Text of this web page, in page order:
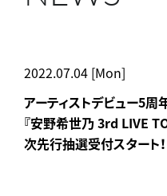
2022.07.04 [Mon]
アーティストデビュー5周
『安野希世乃 3rd LIVE
次先行抽選受付スタート！